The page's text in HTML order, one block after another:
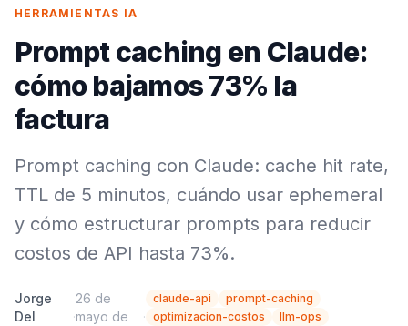
HERRAMIENTAS IA
Prompt caching en Claude:
cómo bajamos 73% la
factura
Prompt caching con Claude: cache hit rate,
TTL de 5 minutos, cuándo usar ephemeral
y cómo estructurar prompts para reducir
costos de API hasta 73%.
Jorge
Del
·
26 de
mayo de
·
claude-api
prompt-caching
optimizacion-costos
llm-ops